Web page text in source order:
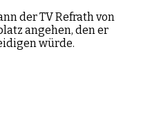
der TV Refrath von
angehen, den er
würde.